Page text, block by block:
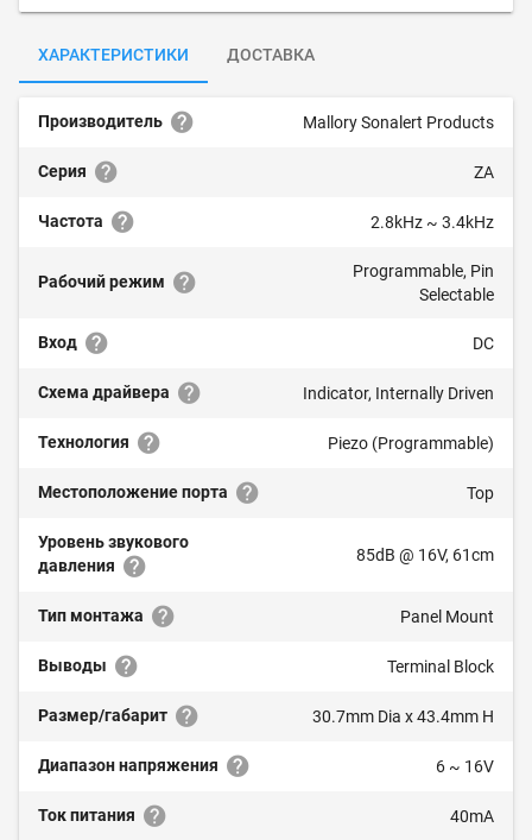
ХАРАКТЕРИСТИКИ ДОСТАВКА
Производитель Mallory Sonalert Products
Серия ZA
Частота 2.8kHz ~ 3.4kHz
Рабочий режим
Programmable, Pin
Selectable
Вход DC
Схема драйвера Indicator, Internally Driven
Технология Piezo (Programmable)
Местоположение порта Top
Уровень звукового
давления
85dB @ 16V, 61cm
Тип монтажа Panel Mount
Выводы Terminal Block
Размер/габарит 30.7mm Dia x 43.4mm H
Диапазон напряжения 6 ~ 16V
Ток питания 40mA